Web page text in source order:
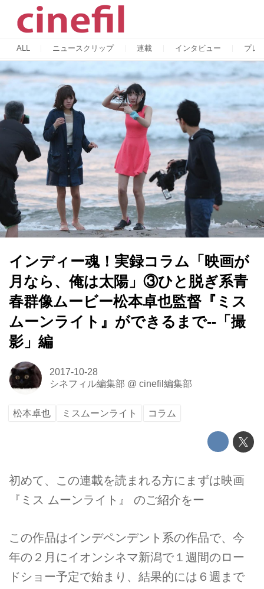
ALL ニュースクリップ 連載 インタビュー プレ
インディー魂！実録コラム「映画が
月なら、俺は太陽」③ひと脱ぎ系青
春群像ムービー松本卓也監督『ミス
ムーンライト』ができるまで--「撮
影」編
2017-10-28
シネフィル編集部 @ cinefil編集部
松本卓也 ミスムーンライト コラム
初めて、この連載を読まれる方にまずは映画
『ミス ムーンライト』 のご紹介をー
この作品はインデペンデント系の作品で、今
年の２月にイオンシネマ新潟で１週間のロー
ドショー予定で始まり、結果的には６週まで